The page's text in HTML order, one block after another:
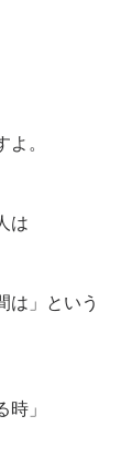
。
は
は」という
時」